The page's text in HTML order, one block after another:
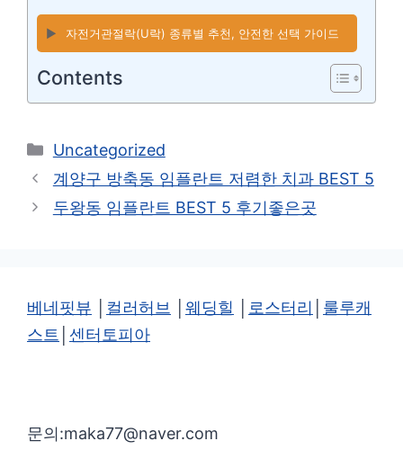
▶️ 자전거관절락(U락) 종류별 추천, 안전한 선택 가이드
Contents
카
테
리
Uncategorized
계양구 방축동 임플란트 저렴한 치과 BEST 5
두왕동 임플란트 BEST 5 후기좋은곳
베네핏뷰 컬러허브 웨딩힐 로스터리
룰루캐
스트
센터토피아
문의:maka77@naver.com